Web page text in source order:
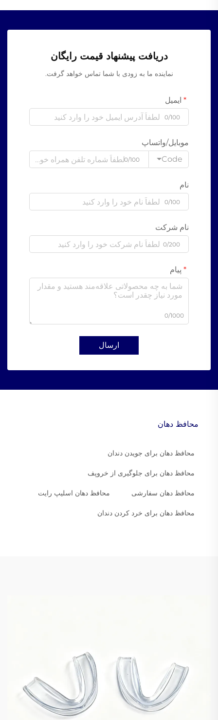
دریافت پیشنهاد قیمت رایگان
نماینده ما به زودی با شما تماس خواهد گرفت.
ایمیل
0/100
موبایل/واتساپ
Code
0/100
نام
0/100
نام شرکت
0/200
پیام
0/1000
ارسال
محافظ دهان
محافظ دهان برای جویدن دندان
محافظ دهان برای جلوگیری از خروپف
محافظ دهان سفارشی محافظ دهان اسلیپ رایت
محافظ دهان برای خرد کردن دندان